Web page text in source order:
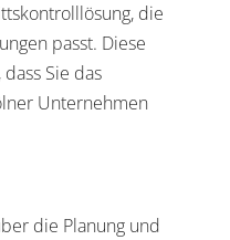
die
passt. Diese
Sie das
Unternehmen
die Planung und